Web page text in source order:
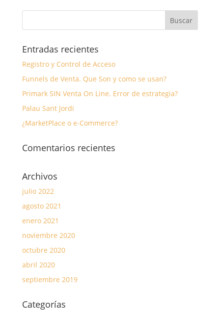
Entradas recientes
Registro y Control de Acceso
Funnels de Venta. Que Son y como se usan?
Primark SIN Venta On Line. Error de estrategia?
Palau Sant Jordi
¿MarketPlace o e-Commerce?
Comentarios recientes
Archivos
julio 2022
agosto 2021
enero 2021
noviembre 2020
octubre 2020
abril 2020
septiembre 2019
Categorías